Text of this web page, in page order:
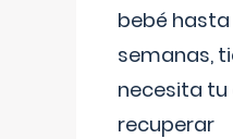
bebé
semanas,
necesita
recuperar